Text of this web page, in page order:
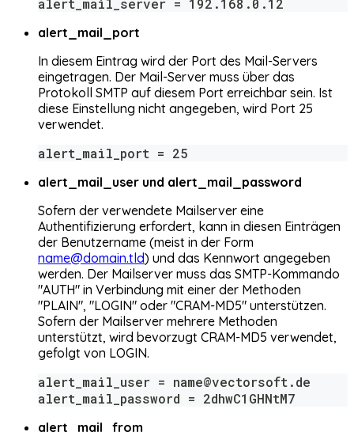
alert_mail_port
In diesem Eintrag wird der Port des Mail-Servers
eingetragen. Der Mail-Server muss über das
Protokoll SMTP auf diesem Port erreichbar sein. Ist
diese Einstellung nicht angegeben, wird Port 25
verwendet.
alert_mail_port = 25
alert_mail_user und alert_mail_password
Sofern der verwendete Mailserver eine
Authentifizierung erfordert, kann in diesen Einträgen
der Benutzername (meist in der Form
name@domain.tld) und das Kennwort angegeben
werden. Der Mailserver muss das SMTP-Kommando
"AUTH" in Verbindung mit einer der Methoden
"PLAIN", "LOGIN" oder "CRAM-MD5" unterstützen.
Sofern der Mailserver mehrere Methoden
unterstützt, wird bevorzugt CRAM-MD5 verwendet,
gefolgt von LOGIN.
alert_mail_user = name@vectorsoft.de
alert_mail_password = 2dhwC1GHNtM7
alert_mail_from